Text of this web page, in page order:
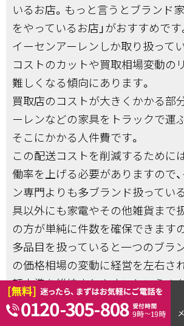
いるお店。もっと言うとブランド
をやっているお店」がおすすめです
イーセンアーレンしか取り扱って
コストのカットや買取相場変動の
難しくなる傾向にあります。
買取店のコストが大きくかかる部
ーレンなどの家具をトラックで運
そこにかかる人件費です。
この配送コストを削減するために
働率を上げる必要がありますので
ン専門よりも多ブランド扱ってい
具以外にも家電やその他雑貨まで
の方が単純に件数を確保できます
多品目を扱っていると一つのブラ
の価格相場の変動に経営を左右さ
額水準を維持されやすいというの
このあたりを参考にお店選びをし
ーセンアーレンを高く売れるお店